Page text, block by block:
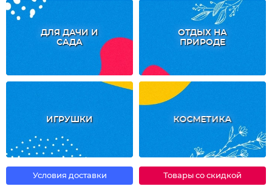
ДЛЯ ДАЧИ И
САДА
ОТДЫХ НА
ПРИРОДЕ
ИГРУШКИ КОСМЕТИКА
Условия доставки Товары со скидкой